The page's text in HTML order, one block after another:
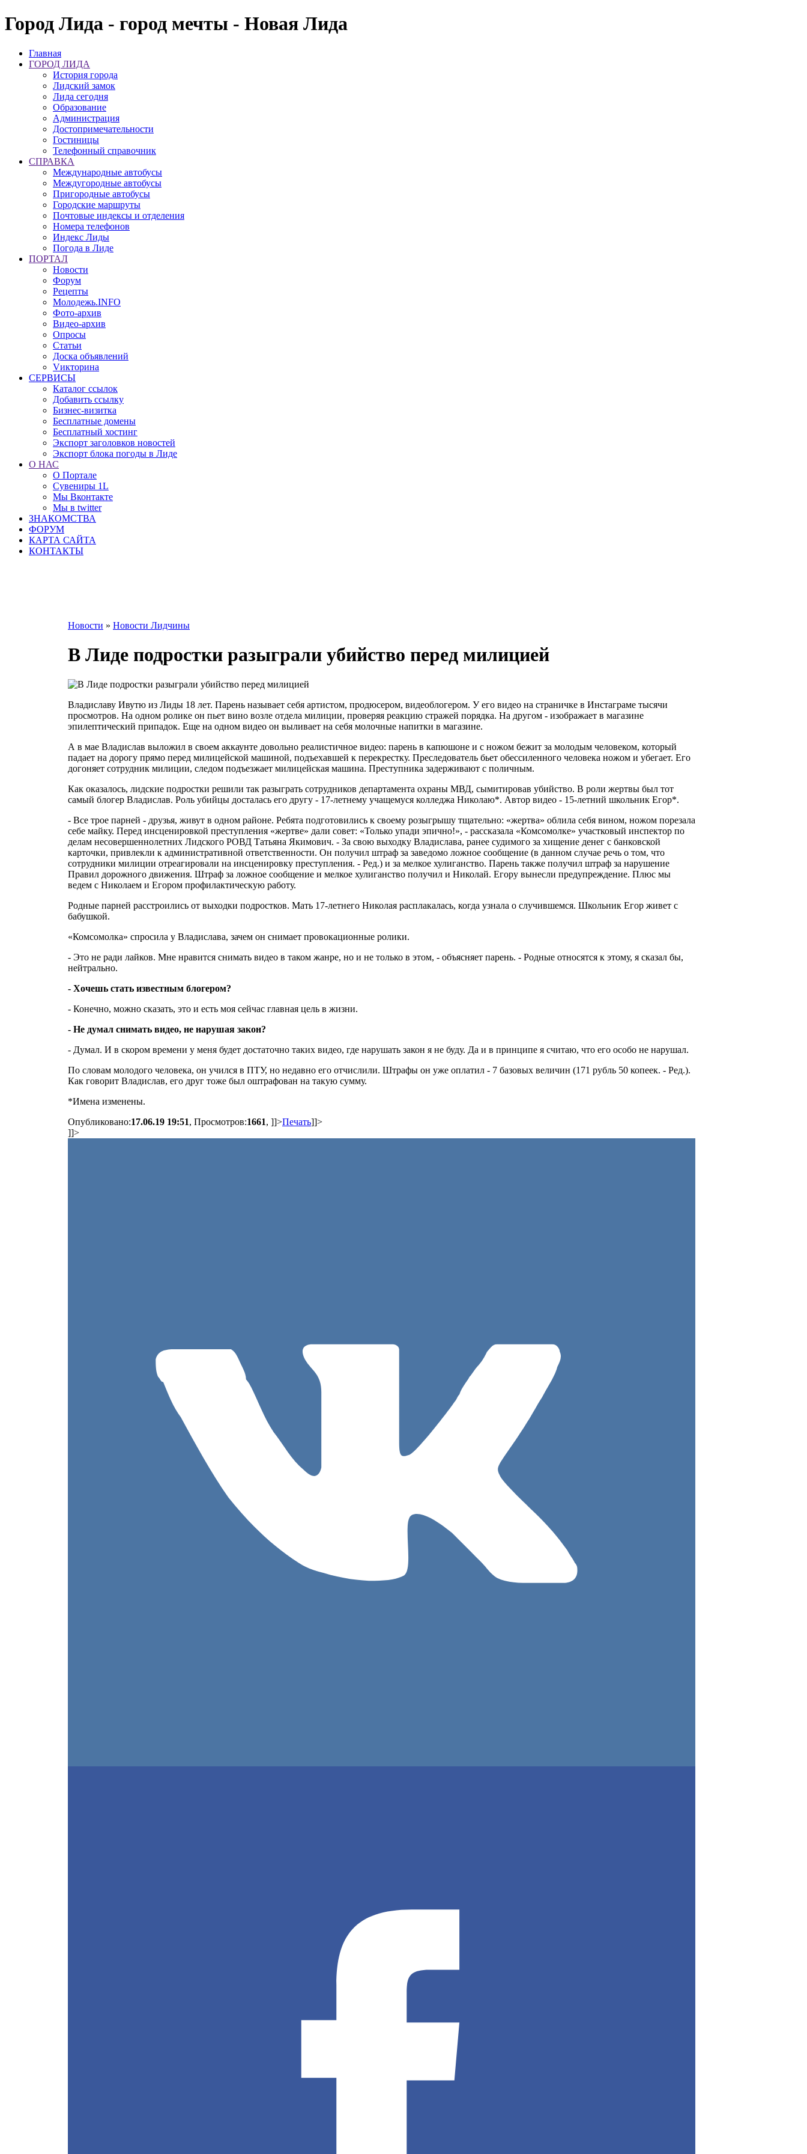
Город Лида - город мечты - Новая Лида
Главная
ГОРОД ЛИДА
История города
Лидский замок
Лида сегодня
Образование
Администрация
Достопримечательности
Гостиницы
Телефонный справочник
СПРАВКА
Международные автобусы
Междугородные автобусы
Пригородные автобусы
Городские маршруты
Почтовые индексы и отделения
Номера телефонов
Индекс Лиды
Погода в Лиде
ПОРТАЛ
Новости
Форум
Рецепты
Молодежь.INFO
Фото-архив
Видео-архив
Опросы
Статьи
Доска объявлений
Vикторина
СЕРВИСЫ
Каталог ссылок
Добавить ссылку
Бизнес-визитка
Бесплатные домены
Бесплатный хостинг
Экспорт заголовков новостей
Экспорт блока погоды в Лиде
О НАС
О Портале
Сувениры 1L
Мы Вконтакте
Мы в twitter
ЗНАКОМСТВА
ФОРУМ
КАРТА САЙТА
КОНТАКТЫ
Новости » Новости Лидчины
В Лиде подростки разыграли убийство перед милицией
Владиславу Ивутю из Лиды 18 лет. Парень называет себя артистом, продюсером, видеоблогером. У его видео на страничке в Инстаграме тысячи
просмотров. На одном ролике он пьет вино возле отдела милиции, проверяя реакцию стражей порядка. На другом - изображает в магазине
эпилептический припадок. Еще на одном видео он выливает на себя молочные напитки в магазине.
А в мае Владислав выложил в своем аккаунте довольно реалистичное видео: парень в капюшоне и с ножом бежит за молодым человеком, который
падает на дорогу прямо перед милицейской машиной, подъехавшей к перекрестку. Преследователь бьет обессиленного человека ножом и убегает. Его
догоняет сотрудник милиции, следом подъезжает милицейская машина. Преступника задерживают с поличным.
Как оказалось, лидские подростки решили так разыграть сотрудников департамента охраны МВД, сымитировав убийство. В роли жертвы был тот
самый блогер Владислав. Роль убийцы досталась его другу - 17-летнему учащемуся колледжа Николаю*. Автор видео - 15-летний школьник Егор*.
- Все трое парней - друзья, живут в одном районе. Ребята подготовились к своему розыгрышу тщательно: «жертва» облила себя вином, ножом порезала
себе майку. Перед инсценировкой преступления «жертве» дали совет: «Только упади эпично!», - рассказала «Комсомолке» участковый инспектор по
делам несовершеннолетних Лидского РОВД Татьяна Якимович. - За свою выходку Владислава, ранее судимого за хищение денег с банковской
карточки, привлекли к административной ответственности. Он получил штраф за заведомо ложное сообщение (в данном случае речь о том, что
сотрудники милиции отреагировали на инсценировку преступления. - Ред.) и за мелкое хулиганство. Парень также получил штраф за нарушение
Правил дорожного движения. Штраф за ложное сообщение и мелкое хулиганство получил и Николай. Егору вынесли предупреждение. Плюс мы
ведем с Николаем и Егором профилактическую работу.
Родные парней расстроились от выходки подростков. Мать 17-летнего Николая расплакалась, когда узнала о случившемся. Школьник Егор живет с
бабушкой.
«Комсомолка» спросила у Владислава, зачем он снимает провокационные ролики.
- Это не ради лайков. Мне нравится снимать видео в таком жанре, но и не только в этом, - объясняет парень. - Родные относятся к этому, я сказал бы,
нейтрально.
- Хочешь стать известным блогером?
- Конечно, можно сказать, это и есть моя сейчас главная цель в жизни.
- Не думал снимать видео, не нарушая закон?
- Думал. И в скором времени у меня будет достаточно таких видео, где нарушать закон я не буду. Да и в принципе я считаю, что его особо не нарушал.
По словам молодого человека, он учился в ПТУ, но недавно его отчислили. Штрафы он уже оплатил - 7 базовых величин (171 рубль 50 копеек. - Ред.).
Как говорит Владислав, его друг тоже был оштрафован на такую сумму.
*Имена изменены.
Опубликовано:17.06.19 19:51, Просмотров:1661, ]]>Печать]]>
]]>